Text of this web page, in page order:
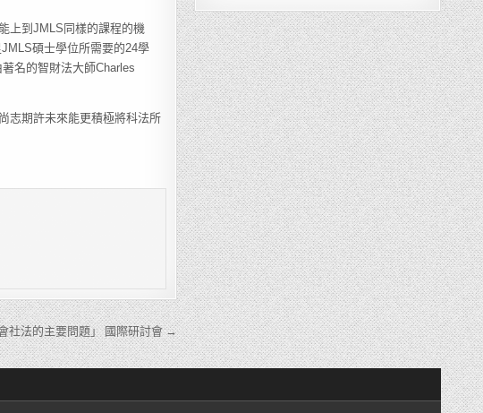
上到JMLS同樣的課程的機
碩士學位所需要的24學
名的智財法大師Charles
志期許未來能更積極將科法所
社法的主要問題」 國際研討會 →